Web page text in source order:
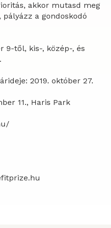
akkor mutasd meg
a gondoskodó
9-től, kis-, közép-, és
2019. október 27.
11., Haris Park